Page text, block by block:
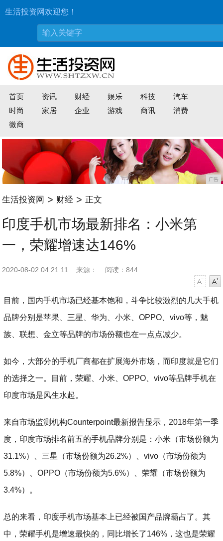
生活投资网欢迎您！
首页 资讯 财经 娱乐 科技
汽车
时尚
家居 企业 游戏 商讯
消费
微商
广告
生活投资网 > 财经 > 正文
印度手机市场最新排名：小米第
一，荣耀增速达146%
2020-08-02 04:21:11 来源：
阅读：844
目前，国内手机市场已经基本饱和，斗争比较激烈的几大手机
品牌分别是苹果、三星、华为、小米、OPPO、vivo等，魅
族、联想、金立等品牌的市场份额也在一点点减少。
如今，大部分的手机厂商都在扩展海外市场，而印度就是它们
的选择之一。目前，荣耀、小米、OPPO、vivo等品牌手机在
印度市场是风生水起。
来自市场监测机构Counterpoint最新报告显示，2018年第一季
度，印度市场排名前五的手机品牌分别是：小米（市场份额为
31.1%）、三星（市场份额为26.2%）、vivo（市场份额为
5.8%）、OPPO（市场份额为5.6%）、荣耀（市场份额为
3.4%）。
总的来看，印度手机市场基本上已经被国产品牌霸占了。其
中，荣耀手机是增速最快的，同比增长了146%，这也是荣耀